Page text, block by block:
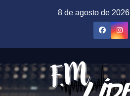
8 de agosto de 2026